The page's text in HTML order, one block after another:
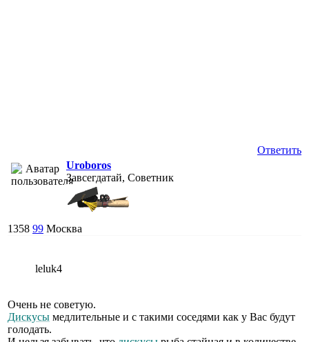
Ответить
Uroboros
Завсегдатай, Советник
1358 99 Москва
leluk4
Очень не советую.
Дискусы медлительные и с такими соседями как у Вас будут
голодать.